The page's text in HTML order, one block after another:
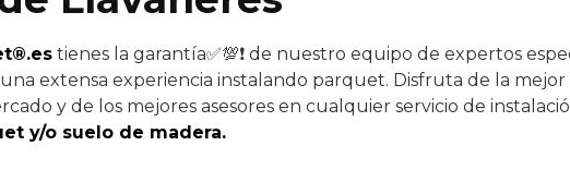
tienes la garantía✅💯❗ de nuestro equipo de expertos
extensa experiencia instalando parquet. Disfruta de la
y de los mejores asesores en cualquier servicio de
y/o suelo de madera.